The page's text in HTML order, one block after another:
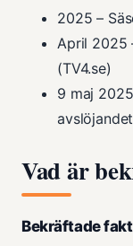
2025 –
April 2025
(TV4.se)
9 maj 2025
Vad är
Bekräftade